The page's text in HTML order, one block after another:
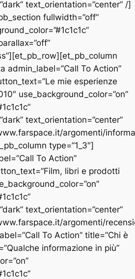
text_orientation=”center” /]
fullwidth=”off”
admin_label=”Call To Action”
mie esperienze
use_background_color=”on”
text_orientation=”center”
argomenti/
type=”1_3″]
To Action”
libri e prodotti
text_orientation=”center”
argomenti/
To Action” title=”Chi è
informazione in più”